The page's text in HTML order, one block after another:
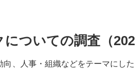
についての調査（
向、人事・組織などをテーマにし